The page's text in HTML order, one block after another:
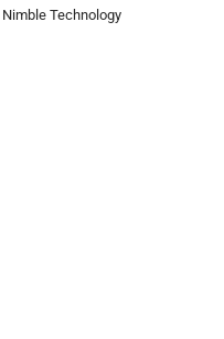
Nimble Technology